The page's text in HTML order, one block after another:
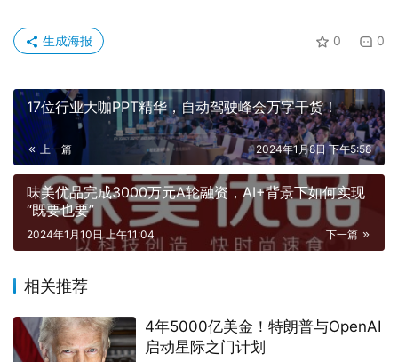
0 0
生成海报
17位行业大咖PPT精华，自动驾驶峰会万字干货！
上一篇 2024年1月8日 下午5:58
味美优品完成3000万元A轮融资，AI+背景下如何实现
“既要也要”
下一篇
2024年1月10日 上午11:04
相关推荐
4年5000亿美金！特朗普与OpenAI
启动星际之门计划